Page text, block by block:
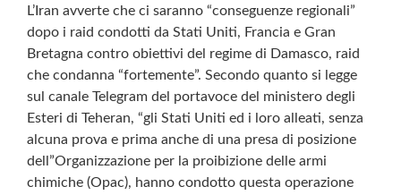
L’Iran avverte che ci saranno “conseguenze regionali”
dopo i raid condotti da Stati Uniti, Francia e Gran
Bretagna contro obiettivi del regime di Damasco, raid
che condanna “fortemente”. Secondo quanto si legge
sul canale Telegram del portavoce del ministero degli
Esteri di Teheran, “gli Stati Uniti ed i loro alleati, senza
alcuna prova e prima anche di una presa di posizione
dell”Organizzazione per la proibizione delle armi
chimiche (Opac), hanno condotto questa operazione